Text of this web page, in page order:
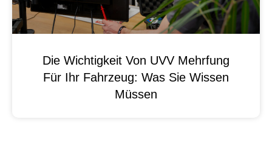
Die Wichtigkeit Von UVV Mehrfung
Für Ihr Fahrzeug: Was Sie Wissen
Müssen